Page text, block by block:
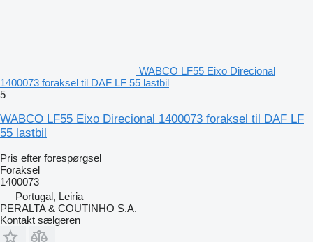
WABCO LF55 Eixo Direcional
1400073 foraksel til DAF LF 55 lastbil
5
WABCO LF55 Eixo Direcional 1400073 foraksel til DAF LF
55 lastbil
Pris efter forespørgsel
Foraksel
1400073
Portugal, Leiria
PERALTA & COUTINHO S.A.
Kontakt sælgeren